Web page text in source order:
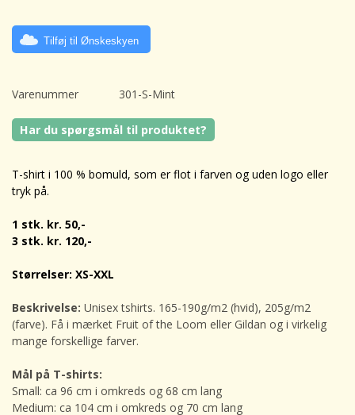
Tilføj til Ønskeskyen
Varenummer 301-S-Mint
Har du spørgsmål til produktet?
T-shirt i 100 % bomuld, som er flot i farven og uden logo eller
tryk på.
1 stk. kr. 50,-
3 stk. kr. 120,-
Størrelser: XS-XXL
Beskrivelse: Unisex tshirts. 165-190g/m2 (hvid), 205g/m2
(farve). Få i mærket Fruit of the Loom eller Gildan og i virkelig
mange forskellige farver.
Mål på T-shirts:
Small: ca 96 cm i omkreds og 68 cm lang
Medium: ca 104 cm i omkreds og 70 cm lang